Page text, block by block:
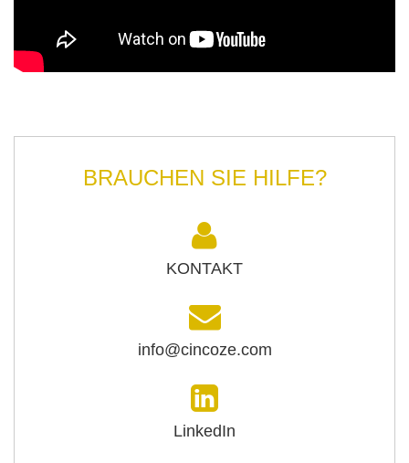
BRAUCHEN SIE HILFE?
KONTAKT
info@cincoze.com
LinkedIn